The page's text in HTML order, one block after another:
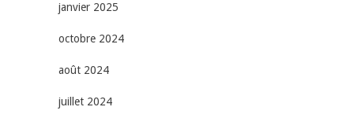
janvier 2025
octobre 2024
août 2024
juillet 2024